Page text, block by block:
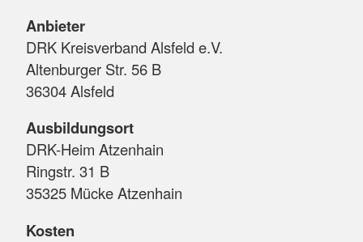
Anbieter
DRK Kreisverband Alsfeld e.V.
Altenburger Str. 56 B
36304 Alsfeld
Ausbildungsort
DRK-Heim Atzenhain
Ringstr. 31 B
35325 Mücke Atzenhain
Kosten